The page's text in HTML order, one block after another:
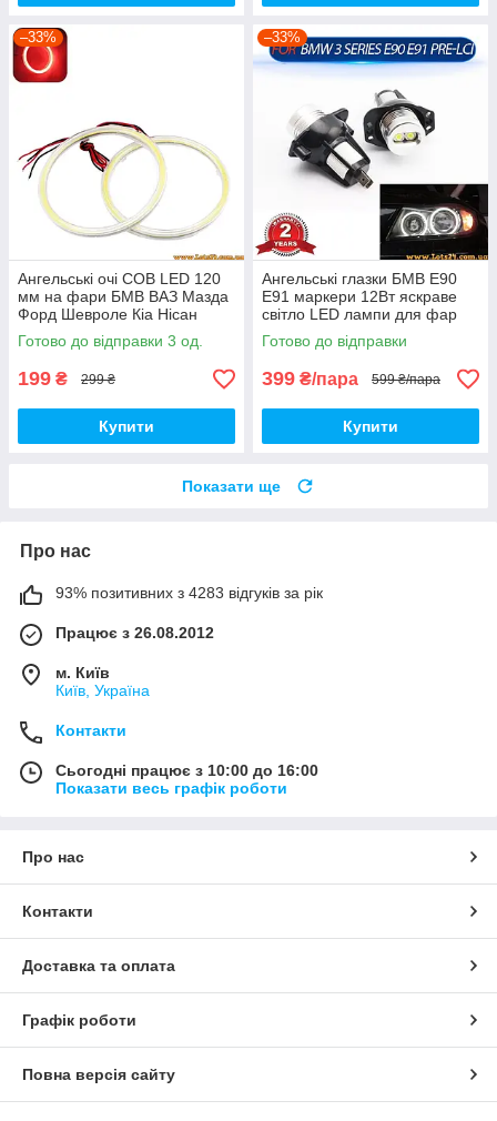
–33%
Ангельські очі COB LED 120
мм на фари БМВ ВАЗ Мазда
Форд Шевроле Кіа Нісан
Опель УАЗ Рено Шкода VW
BMW Червоні
Готово до відправки 3 од.
199 ₴ 299 ₴
Купити
–33%
Ангельські глазки БМВ Е90
Е91 маркери 12Вт яскраве
світло LED лампи для фар
авто BMW E90 E91 325i 325xi
328i 328xi 330i 330xi
Готово до відправки
399 ₴/пара 599 ₴/пара
Купити
Показати ще
Про нас
93% позитивних з 4283 відгуків за рік
Працює з 26.08.2012
м. Київ
Київ, Україна
Контакти
Сьогодні працює з 10:00 до 16:00
Показати весь графік роботи
Про нас
Контакти
Доставка та оплата
Графік роботи
Повна версія сайту